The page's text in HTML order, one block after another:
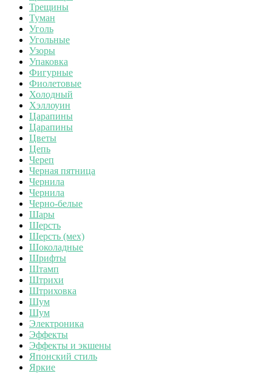
Трещины
Туман
Уголь
Угольные
Узоры
Упаковка
Фигурные
Фиолетовые
Холодный
Хэллоуин
Царапины
Царапины
Цветы
Цепь
Череп
Черная пятница
Чернила
Чернила
Черно-белые
Шары
Шерсть
Шерсть (мех)
Шоколадные
Шрифты
Штамп
Штрихи
Штриховка
Шум
Шум
Электроника
Эффекты
Эффекты и экшены
Японский стиль
Яркие